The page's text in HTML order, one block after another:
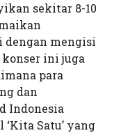
sekitar 8-10
dengan mengisi
ini juga
para
dan
Indonesia
Satu’ yang